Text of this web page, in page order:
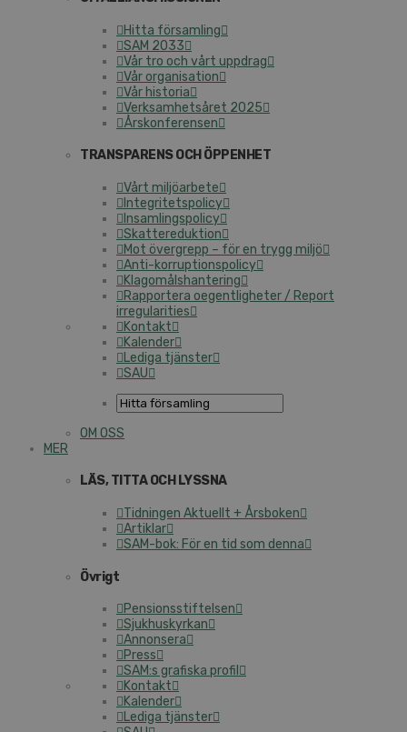
Hitta församling
SAM 2033
Vår tro och vårt uppdrag
Vår organisation
Vår historia
Verksamhetsåret 2025
Årskonferensen
TRANSPARENS OCH ÖPPENHET
Vårt miljöarbete
Integritetspolicy
Insamlingspolicy
Skattereduktion
Mot övergrepp – för en trygg miljö
Anti-korruptionspolicy
Klagomålshantering
Rapportera oegentligheter / Report
irregularities
Kontakt
Kalender
Lediga tjänster
SAU
OM OSS
MER
LÄS, TITTA OCH LYSSNA
Tidningen Aktuellt + Årsboken
Artiklar
SAM-bok: För en tid som denna
Övrigt
Pensionsstiftelsen
Sjukhuskyrkan
Annonsera
Press
SAM:s grafiska profil
Kontakt
Kalender
Lediga tjänster